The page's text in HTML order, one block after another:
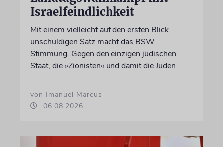
Israelfeindlichkeit
Mit einem vielleicht auf den ersten Blick
unschuldigen Satz macht das BSW
Stimmung. Gegen den einzigen jüdischen
Staat, die »Zionisten« und damit die Juden
von Imanuel Marcus
06.08.2026